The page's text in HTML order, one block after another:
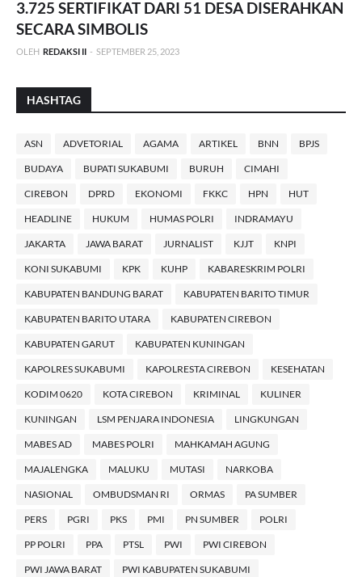
3.725 SERTIFIKAT DARI 51 DESA DISERAHKAN
SECARA SIMBOLIS
OLEH REDAKSI II - SEPTEMBER 25, 2023
HASHTAG
ASN ADVETORIAL AGAMA ARTIKEL BNN BPJS
BUDAYA BUPATI SUKABUMI BURUH CIMAHI
CIREBON DPRD EKONOMI FKKC HPN HUT
HEADLINE HUKUM HUMAS POLRI INDRAMAYU
JAKARTA JAWA BARAT JURNALIST KJJT KNPI
KONI SUKABUMI KPK KUHP KABARESKRIM POLRI
KABUPATEN BANDUNG BARAT KABUPATEN BARITO TIMUR
KABUPATEN BARITO UTARA KABUPATEN CIREBON
KABUPATEN GARUT KABUPATEN KUNINGAN
KAPOLRES SUKABUMI KAPOLRESTA CIREBON KESEHATAN
KODIM 0620 KOTA CIREBON KRIMINAL KULINER
KUNINGAN LSM PENJARA INDONESIA LINGKUNGAN
MABES AD MABES POLRI MAHKAMAH AGUNG
MAJALENGKA MALUKU MUTASI NARKOBA
NASIONAL OMBUDSMAN RI ORMAS PA SUMBER
PERS PGRI PKS PMI PN SUMBER POLRI
PP POLRI PPA PTSL PWI PWI CIREBON
PWI JAWA BARAT PWI KABUPATEN SUKABUMI